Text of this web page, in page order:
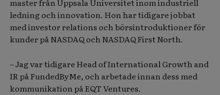
master från Uppsala Universitet inom industriell
ledning och innovation. Hon har tidigare jobbat
med investor relations och börsintroduktioner för
kunder på NASDAQ och NASDAQ First North.
– Jag var tidigare Head of International Growth and
IR på FundedByMe, och arbetade innan dess med
kommunikation på EQT Ventures.